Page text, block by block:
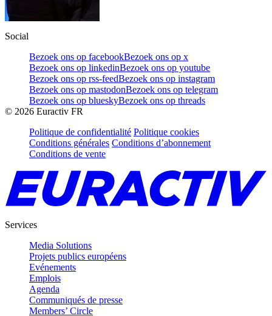
Social
Bezoek ons op facebookBezoek ons op x
Bezoek ons op linkedinBezoek ons op youtube
Bezoek ons op rss-feedBezoek ons op instagram
Bezoek ons op mastodonBezoek ons op telegram
Bezoek ons op blueskyBezoek ons op threads
© 2026 Euractiv FR
Politique de confidentialité Politique cookies
Conditions générales Conditions d’abonnement
Conditions de vente
Services
Media Solutions
Projets publics européens
Evénements
Emplois
Agenda
Communiqués de presse
Members’ Circle